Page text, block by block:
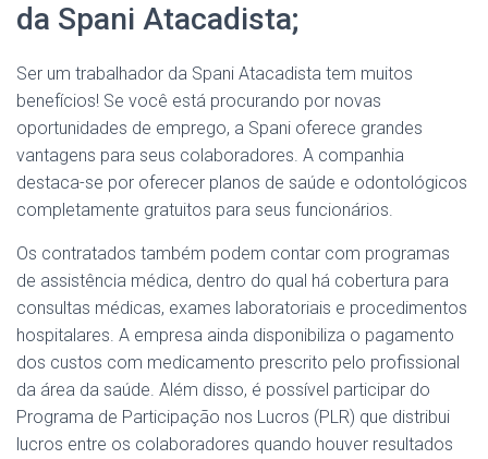
da Spani Atacadista;
Ser um trabalhador da Spani Atacadista tem muitos
benefícios! Se você está procurando por novas
oportunidades de emprego, a Spani oferece grandes
vantagens para seus colaboradores. A companhia
destaca-se por oferecer planos de saúde e odontológicos
completamente gratuitos para seus funcionários.
Os contratados também podem contar com programas
de assistência médica, dentro do qual há cobertura para
consultas médicas, exames laboratoriais e procedimentos
hospitalares. A empresa ainda disponibiliza o pagamento
dos custos com medicamento prescrito pelo profissional
da área da saúde. Além disso, é possível participar do
Programa de Participação nos Lucros (PLR) que distribui
lucros entre os colaboradores quando houver resultados